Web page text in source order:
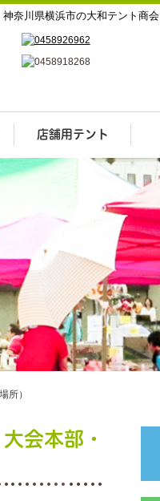
奈川県横浜市の大和テント商会
店舗用テント
所）
会本部・